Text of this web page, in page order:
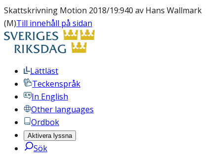
Skattskrivning Motion 2018/19:940 av Hans Wallmark
(M)Till innehåll på sidan
Lättläst
Teckenspråk
In English
Other languages
Ordbok
Aktivera lyssna
Sök